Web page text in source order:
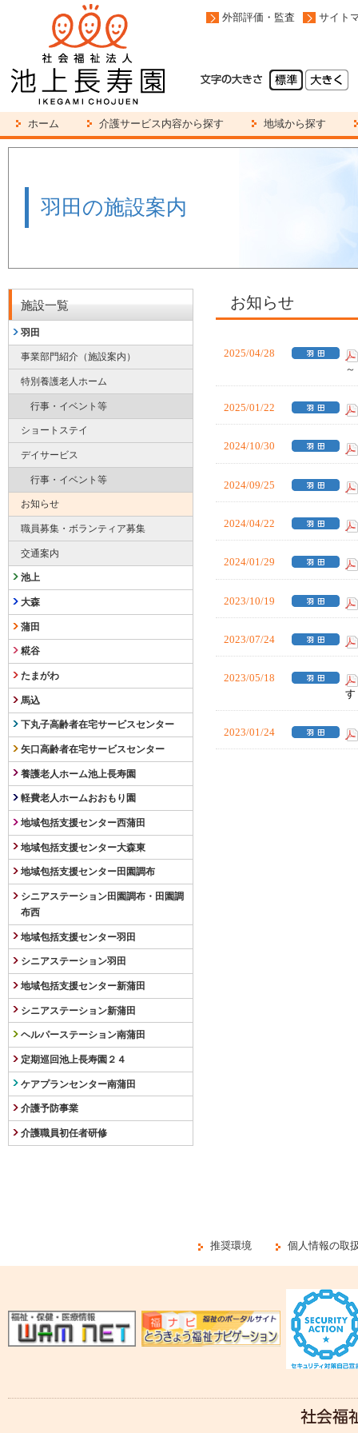
外部評価・監査 サイト
ホーム 介護サービス内容から探す 地域から探す
羽田の施設案内
お知らせ
2025/04/28
～
2025/01/22
2024/10/30
2024/09/25
2024/04/22
2024/01/29
2023/10/19
2023/07/24
2023/05/18
す
2023/01/24
施設一覧
羽田
事業部門紹介（施設案内）
特別養護老人ホーム
行事・イベント等
ショートステイ
デイサービス
行事・イベント等
お知らせ
職員募集・ボランティア募集
交通案内
池上
大森
蒲田
糀谷
たまがわ
馬込
下丸子高齢者在宅サービスセンター
矢口高齢者在宅サービスセンター
養護老人ホーム池上長寿園
軽費老人ホームおおもり園
地域包括支援センター西蒲田
地域包括支援センター大森東
地域包括支援センター田園調布
シニアステーション田園調布・田園調
布西
地域包括支援センター羽田
シニアステーション羽田
地域包括支援センター新蒲田
シニアステーション新蒲田
ヘルパーステーション南蒲田
定期巡回池上長寿園２４
ケアプランセンター南蒲田
介護予防事業
介護職員初任者研修
推奨環境 個人情報の取